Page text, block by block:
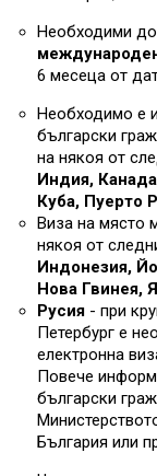
Необходими
6 месеца от
Необходимо е
български
на някоя от
Индия,
Куба, Пуерто
Виза на място
някоя от
Индонезия,
Нова Гвинея,
Русия - при
Петербург е
електронна
Повече
български
България или